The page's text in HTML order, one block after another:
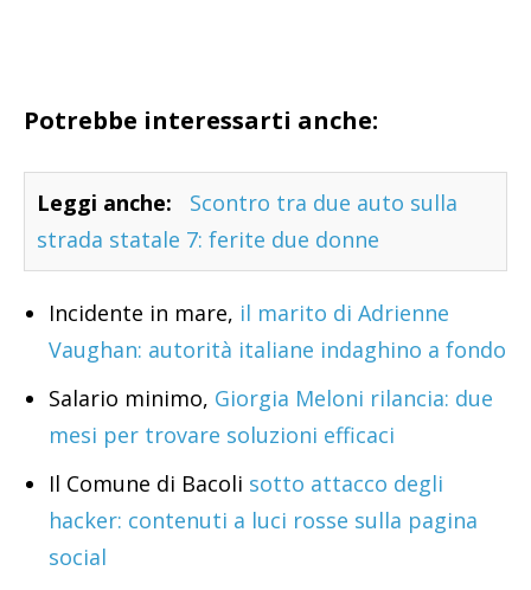
Potrebbe interessarti anche:
Leggi anche:
Scontro tra due auto sulla
strada statale 7: ferite due donne
Incidente in mare, il marito di Adrienne
Vaughan: autorità italiane indaghino a fondo
Salario minimo, Giorgia Meloni rilancia: due
mesi per trovare soluzioni efficaci
Il Comune di Bacoli sotto attacco degli
hacker: contenuti a luci rosse sulla pagina
social